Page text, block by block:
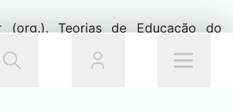
(org.). Teorias de Educação do
1994.